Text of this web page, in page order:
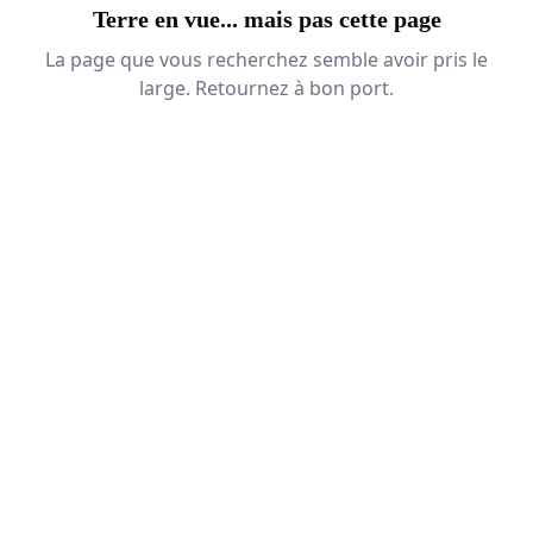
Terre en vue... mais pas cette page
La page que vous recherchez semble avoir pris le
large. Retournez à bon port.